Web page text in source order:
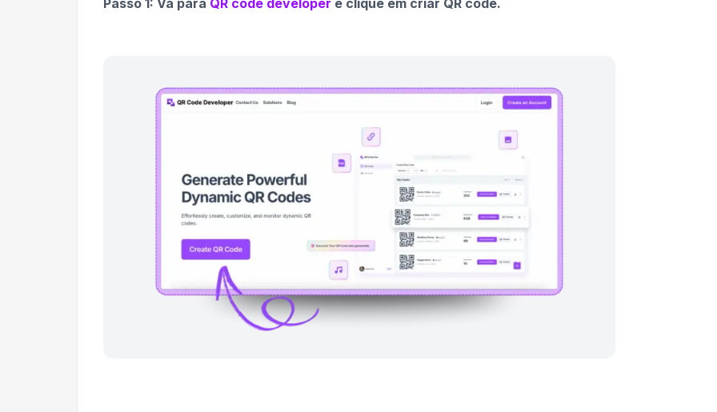
Passo 1: Vá para QR code developer e clique em criar QR code.